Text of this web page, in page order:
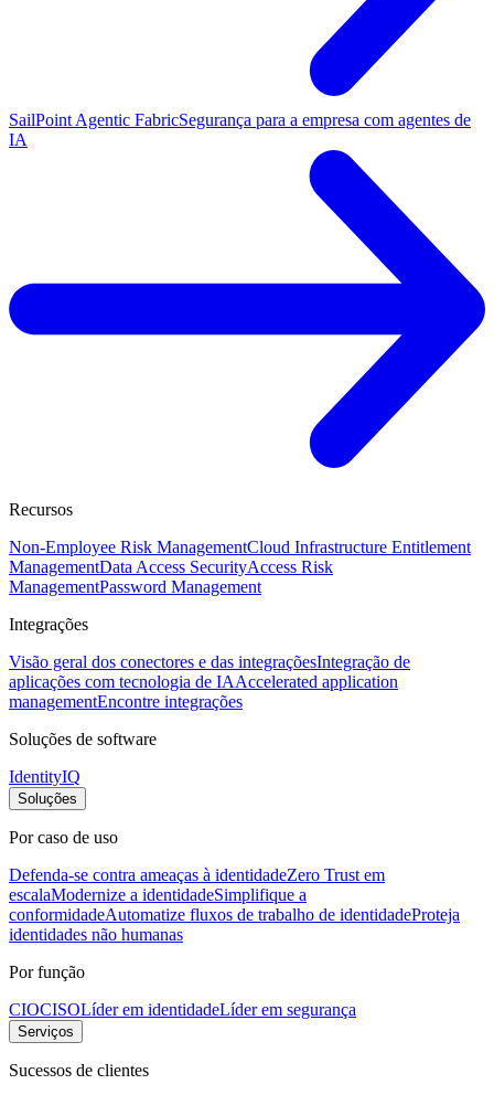
SailPoint Agentic FabricSegurança para a empresa com agentes de
IA
Recursos
Non-Employee Risk ManagementCloud Infrastructure Entitlement
ManagementData Access SecurityAccess Risk
ManagementPassword Management
Integrações
Visão geral dos conectores e das integraçõesIntegração de
aplicações com tecnologia de IAAccelerated application
managementEncontre integrações
Soluções de software
IdentityIQ
Soluções
Por caso de uso
Defenda-se contra ameaças à identidadeZero Trust em
escalaModernize a identidadeSimplifique a
conformidadeAutomatize fluxos de trabalho de identidadeProteja
identidades não humanas
Por função
CIOCISOLíder em identidadeLíder em segurança
Serviços
Sucessos de clientes